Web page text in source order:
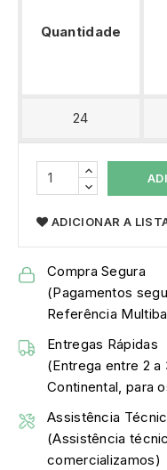
Quantidade
24
ADICIONAR A
Compra Segura
(Pagamentos
Referência
Entregas Rápidas
(Entrega entre 2 a
Continental, para
Assistência
(Assistência
comercializamos)